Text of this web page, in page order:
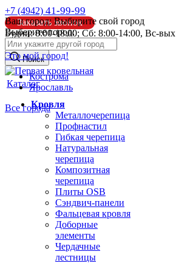
Ваш город: Выбирите свой город
Выберите город:
Это мой город!
Кострома
Ярославль
Все города
+7 (4942) 41-99-99
Заказать звонок
Будни: 8:00-18:00; Сб: 8:00-14:00, Вс-вых
info@pk44.ru
Поиск
Каталог
Кровля
Металлочерепица
Профнастил
Гибкая черепица
Натуральная
черепица
Композитная
черепица
Плиты OSB
Сэндвич-панели
Фальцевая кровля
Доборные
элементы
Чердачные
лестницы